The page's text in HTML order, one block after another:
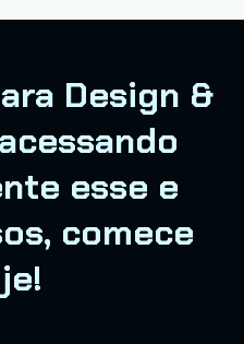
Design &
esse e
comece